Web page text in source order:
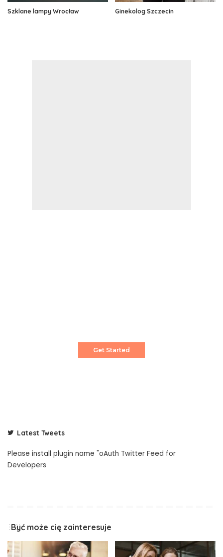
Szklane lampy Wrocław Ginekolog Szczecin
Get Started
Latest Tweets
Please install plugin name "oAuth Twitter Feed for
Developers
Być może cię zainteresuje